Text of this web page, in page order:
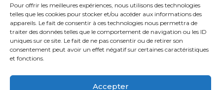
Pour offrir les meilleures expériences, nous utilisons des technologies
telles que les cookies pour stocker et/ou accéder aux informations des
appareils. Le fait de consentir à ces technologies nous permettra de
traiter des données telles que le comportement de navigation ou les ID
uniques sur ce site. Le fait de ne pas consentir ou de retirer son
consentement peut avoir un effet négatif sur certaines caractéristiques
et fonctions.
Accepter